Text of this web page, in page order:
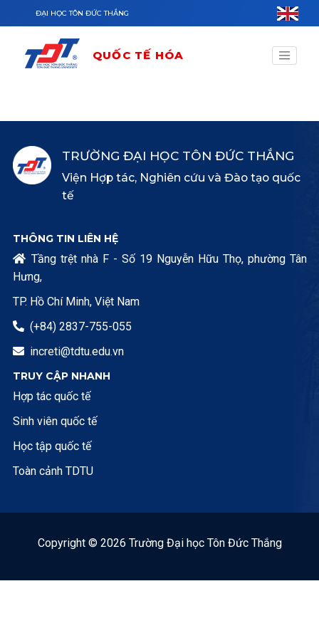
Nhảy đến nội dung
ĐẠI HỌC TÔN ĐỨC THẮNG
QUỐC TẾ HÓA
TRƯỜNG ĐẠI HỌC TÔN ĐỨC THẮNG
Viện Hợp tác, Nghiên cứu và Đào tạo quốc
tế
THÔNG TIN LIÊN HỆ
 Tầng trệt nhà F - Số 19 Nguyễn Hữu Thọ, phường Tân
Hưng,
TP. Hồ Chí Minh, Việt Nam
 (+84) 2837-755-055
 increti@tdtu.edu.vn
TRUY CẬP NHANH
Hợp tác quốc tế
Sinh viên quốc tế
Học tập quốc tế
Toàn cảnh TDTU
Copyright © 2026 Trường Đại học Tôn Đức Thắng